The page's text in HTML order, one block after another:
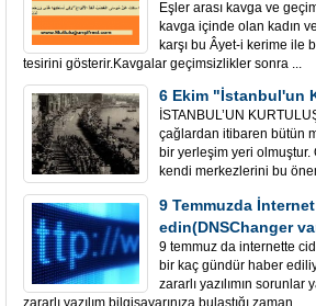
Eşler arası kavga ve
kavga içinde olan kadın
karşı bu Âyet-i kerime ile
tesirini gösterir.Kavgalar geçimsizlikler sonra ...
6 Ekim "İstanbul'un
İSTANBUL’UN
çağlardan itibaren bütün
bir yerleşim yeri
kendi merkezlerini bu
9 Temmuzda
edin(DNSChanger
9 temmuz da internette
bir kaç gündür haber
zararlı yazılımın sorunlar
zararlı yazılım bilgisayarınıza bulaştığı zaman ...